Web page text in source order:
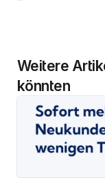
Weitere
könnten